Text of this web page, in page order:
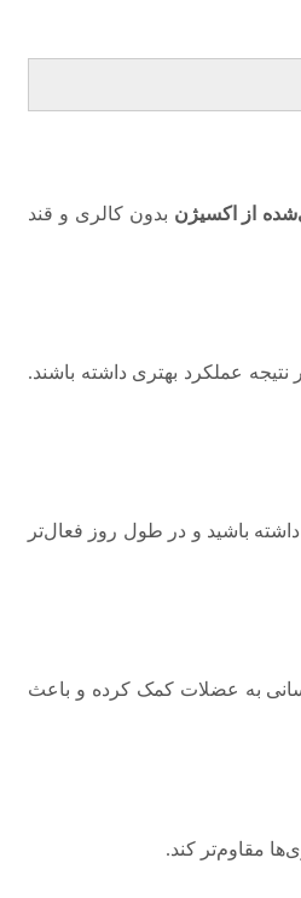
از اکسیژن بدون کالری و قند
عملکرد بهتری داشته باشند.
باشید و در طول روز فعال‌تر
به عضلات کمک کرده و باعث
مقاوم‌تر کند.